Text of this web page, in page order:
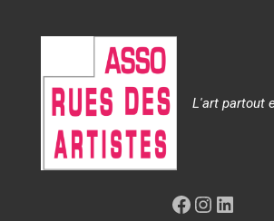
L'art partout
Facebook